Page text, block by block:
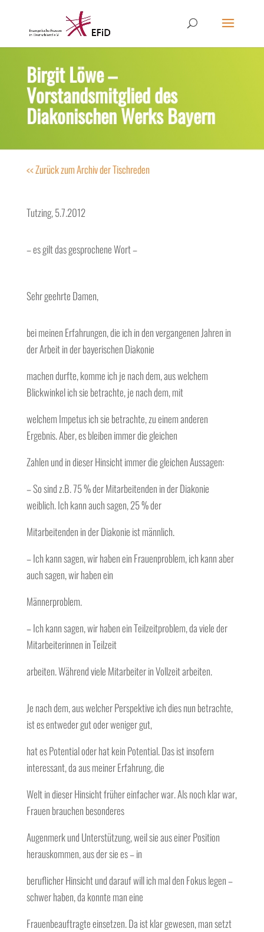
Birgit Löwe –
Vorstandsmitglied des
Diakonischen Werks Bayern
<< Zurück zum Archiv der Tischreden
Tutzing, 5.7.2012
– es gilt das gesprochene Wort –
Sehr geehrte Damen,
bei meinen Erfahrungen, die ich in den vergangenen Jahren in
der Arbeit in der bayerischen Diakonie
machen durfte, komme ich je nach dem, aus welchem
Blickwinkel ich sie betrachte, je nach dem, mit
welchem Impetus ich sie betrachte, zu einem anderen
Ergebnis. Aber, es bleiben immer die gleichen
Zahlen und in dieser Hinsicht immer die gleichen Aussagen:
– So sind z.B. 75 % der Mitarbeitenden in der Diakonie
weiblich. Ich kann auch sagen, 25 % der
Mitarbeitenden in der Diakonie ist männlich.
– Ich kann sagen, wir haben ein Frauenproblem, ich kann aber
auch sagen, wir haben ein
Männerproblem.
– Ich kann sagen, wir haben ein Teilzeitproblem, da viele der
Mitarbeiterinnen in Teilzeit
arbeiten. Während viele Mitarbeiter in Vollzeit arbeiten.
Je nach dem, aus welcher Perspektive ich dies nun betrachte,
ist es entweder gut oder weniger gut,
hat es Potential oder hat kein Potential. Das ist insofern
interessant, da aus meiner Erfahrung, die
Welt in dieser Hinsicht früher einfacher war. Als noch klar war,
Frauen brauchen besonderes
Augenmerk und Unterstützung, weil sie aus einer Position
herauskommen, aus der sie es – in
beruflicher Hinsicht und darauf will ich mal den Fokus legen –
schwer haben, da konnte man eine
Frauenbeauftragte einsetzen. Da ist klar gewesen, man setzt